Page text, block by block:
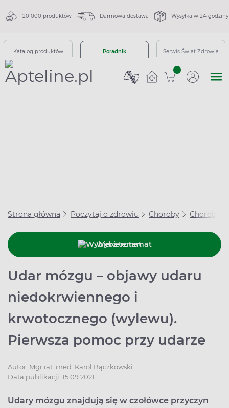
20 000 produktów Darmowa dostawa Wysyłka w 24 godziny
Katalog produktów Poradnik Serwis Świat Zdrowia
sztuk
Strona główna Poczytaj o zdrowiu Choroby Choroby
Wybierz temat
Udar mózgu – objawy udaru
niedokrwiennego i
krwotocznego (wylewu).
Pierwsza pomoc przy udarze
Autor: Mgr rat. med. Karol Bączkowski
Data publikacji: 15.09.2021
Udary mózgu znajdują się w czołówce przyczyn